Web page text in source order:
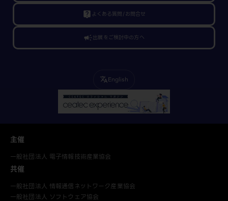
live_help よくある質問/お問合せ
campaign出展をご検討中の方へ
translateEnglish
主催
一般社団法人 電子情報技術産業協会
共催
一般社団法人 情報通信ネットワーク産業協会
一般社団法人 ソフトウェア協会